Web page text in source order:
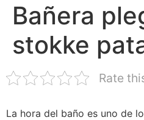
Bañera
stokke
Rate
La hora del baño es uno de